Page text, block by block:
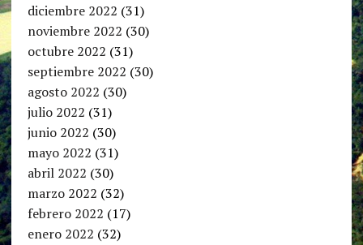
diciembre 2022 (31)
noviembre 2022 (30)
octubre 2022 (31)
septiembre 2022 (30)
agosto 2022 (30)
julio 2022 (31)
junio 2022 (30)
mayo 2022 (31)
abril 2022 (30)
marzo 2022 (32)
febrero 2022 (17)
enero 2022 (32)